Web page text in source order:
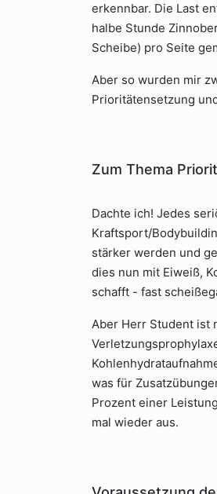
erkennbar. Die Last
halbe Stunde
Scheibe) pro Seite
Aber so wurden mir
Prioritätensetzung
Zum Thema
Dachte ich! Jedes
Kraftsport/
stärker werden und
dies nun mit Eiweiß,
schafft - fast
Aber Herr Student ist
was für
Prozent einer
mal wieder aus.